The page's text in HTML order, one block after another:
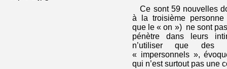
Ce sont 59 nouvelles
à la troisième
que le « on ») ne sont
pénètre dans leurs
n’utiliser que des
« impersonnels »,
qui n’est surtout pas une